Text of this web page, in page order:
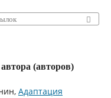
(авторов)
Адаптация